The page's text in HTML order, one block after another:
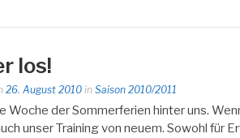
los!
26. August 2010 in Saison 2010/2011
Woche der Sommerferien hinter uns.
unser Training von neuem. Sowohl für